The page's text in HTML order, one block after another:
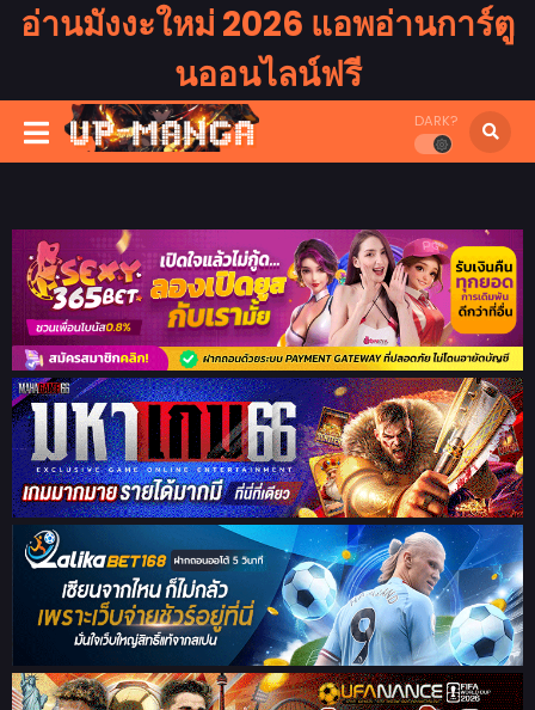
อ่านมังงะใหม่ 2026 แอพอ่านการ์ตู
นออนไลน์ฟรี
DARK?